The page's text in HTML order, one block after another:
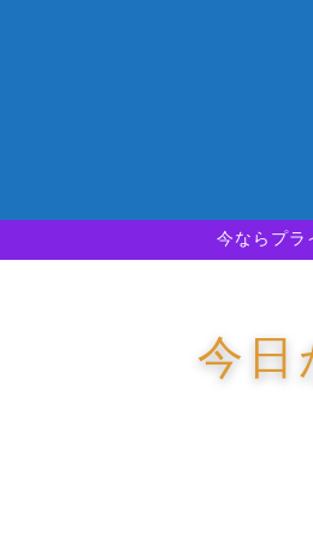
今ならプラ
今日